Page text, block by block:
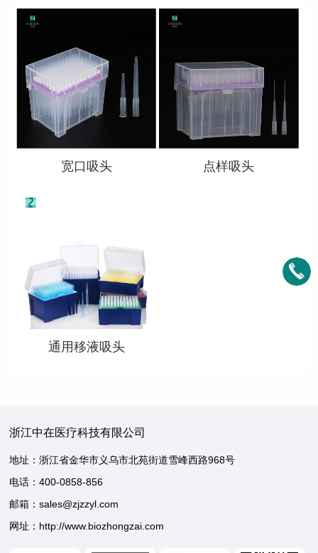
查看详情
宽口吸头
查看详情
点样吸头
查看详情
通用移液吸头
浙江中在医疗科技有限公司
地址：浙江省金华市义乌市北苑街道雪峰西路968号
电话：400-0858-856
邮箱：sales@zjzzyl.com
网址：http://www.biozhongzai.com